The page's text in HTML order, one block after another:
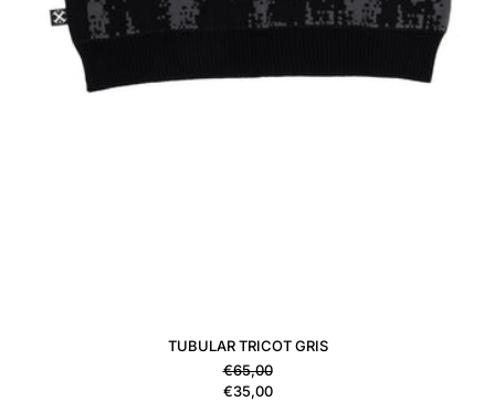
TUBULAR TRICOT GRIS
Precio habitual
€65,00
Precio de venta
€35,00